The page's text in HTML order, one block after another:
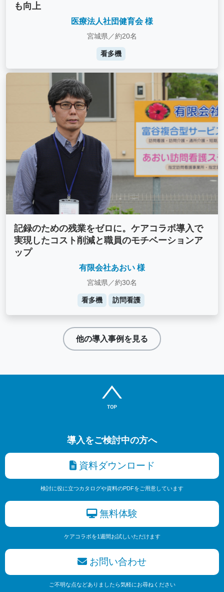
も向上
医療法人社団健育会 様
宮城県／約20名
看多機
記録のための残業をゼロに。ケアコラボ導入で
実現したコスト削減と職員のモチベーションア
ップ
有限会社あおい 様
宮城県／約30名
看多機 訪問看護
他の導入事例を見る
導入をご検討中の方へ
資料ダウンロード
検討に役に立つカタログや資料のPDFをご用意しています
無料体験
ケアコラボを1週間お試しいただけます
お問い合わせ
ご不明な点などありましたら気軽にお尋ねください